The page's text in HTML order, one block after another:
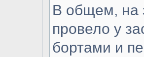
В общем, на
провело у
бортами и